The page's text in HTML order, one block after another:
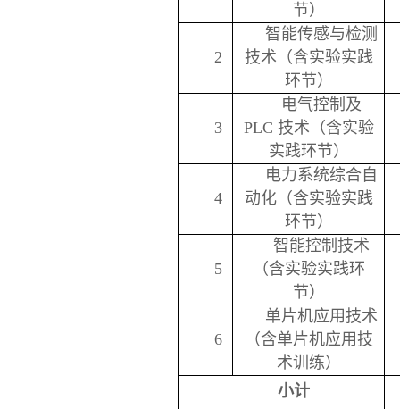
节）
2
智能传感与检测
技术（含实验实践
环节）
3
电气控制及
PLC 技术（含实验
实践环节）
4
电力系统综合自
动化（含实验实践
环节）
5
智能控制技术
（含实验实践环
节）
6
单片机应用技术
（含单片机应用技
术训练）
小计